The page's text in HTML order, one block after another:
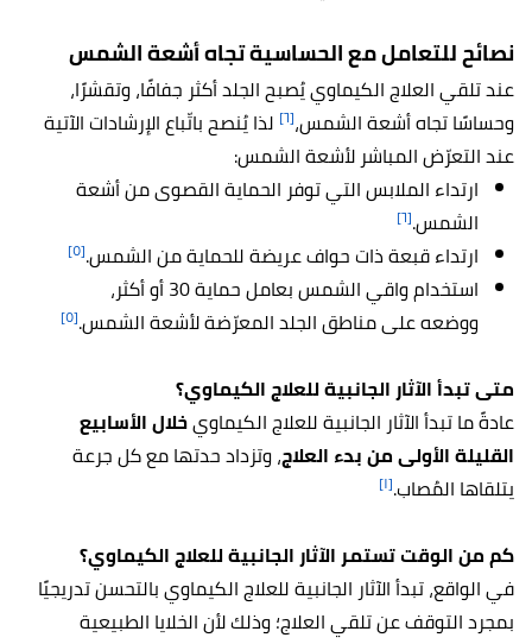
نصائح للتعامل مع الحساسية تجاه أشعة الشمس
عند تلقي العلاج الكيماوي يُصبح الجلد أكثر جفافًا، وتقشرًا،
وحساسًا تجاه أشعة الشمس،[٦]
لذا يُنصح باتّباع الإرشادات الآتية
عند التعرّض المباشر لأشعة الشمس:
ارتداء الملابس التي توفر الحماية القصوى من أشعة
الشمس.[٦]
ارتداء قبعة ذات حواف عريضة للحماية من الشمس.[٥]
استخدام واقي الشمس بعامل حماية 30 أو أكثر،
ووضعه على مناطق الجلد المعرّضة لأشعة الشمس.[٥]
متى تبدأ الآثار الجانبية للعلاج الكيماوي؟
عادةً ما تبدأ الآثار الجانبية للعلاج الكيماويخلال الأسابيع
القليلة الأولى من بدء العلاج، وتزداد حدتها مع كل جرعة
يتلقاها المُصاب.[١]
كم من الوقت تستمر الآثار الجانبية للعلاج الكيماوي؟
في الواقع، تبدأ الآثار الجانبية للعلاج الكيماوي بالتحسن تدريجيًا
بمجرد التوقف عن تلقي العلاج؛ وذلك لأن الخلايا الطبيعية